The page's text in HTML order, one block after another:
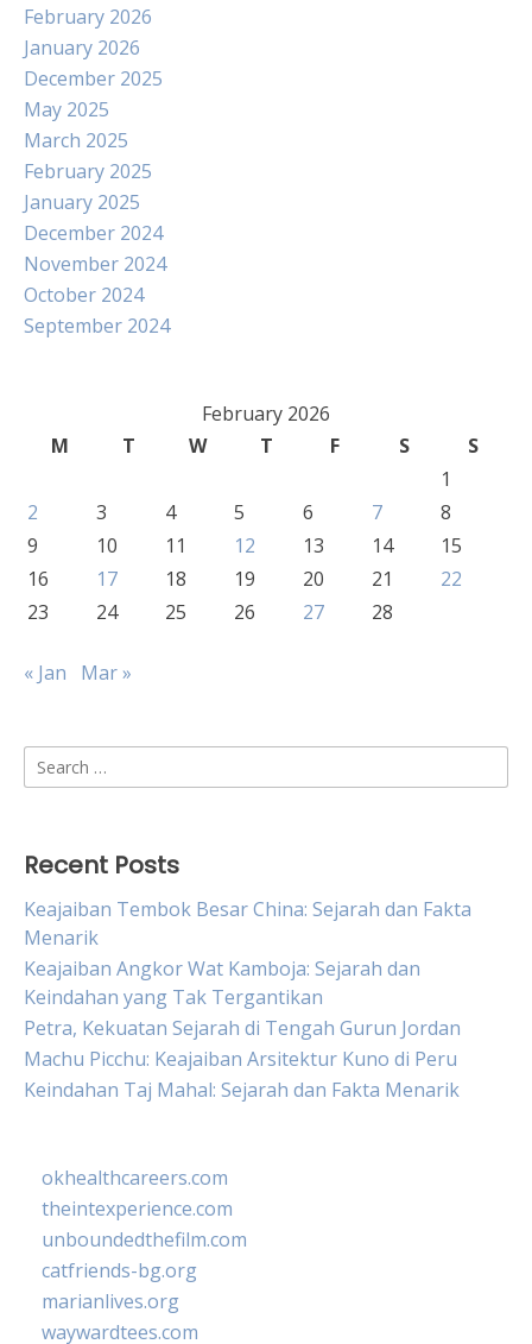
February 2026
January 2026
December 2025
May 2025
March 2025
February 2025
January 2025
December 2024
November 2024
October 2024
September 2024
February 2026
M
T W T F S
S
1
2
3 4 5 6 7
8
9
10 11 12 13 14
15
16
17 18 19 20 21
22
23
24 25 26 27 28
« Jan Mar »
Search
for:
Recent Posts
Keajaiban Tembok Besar China: Sejarah dan Fakta
Menarik
Keajaiban Angkor Wat Kamboja: Sejarah dan
Keindahan yang Tak Tergantikan
Petra, Kekuatan Sejarah di Tengah Gurun Jordan
Machu Picchu: Keajaiban Arsitektur Kuno di Peru
Keindahan Taj Mahal: Sejarah dan Fakta Menarik
okhealthcareers.com
theintexperience.com
unboundedthefilm.com
catfriends-bg.org
marianlives.org
waywardtees.com